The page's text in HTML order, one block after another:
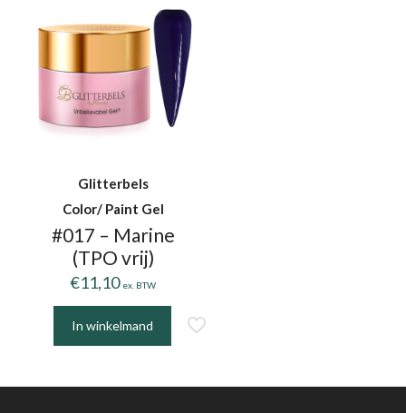
Glitterbels
Color/ Paint Gel
#017 – Marine
(TPO vrij)
€11,10 ex. BTW
In winkelmand